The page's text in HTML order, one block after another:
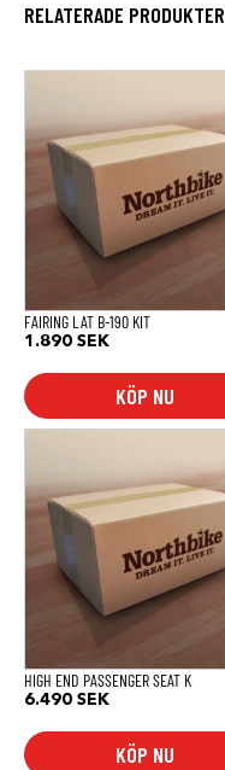
RELATERADE PRODUKTER
FAIRING LAT B-190 KIT
1.890 SEK
KÖP NU
HIGH END PASSENGER SEAT K
6.490 SEK
KÖP NU